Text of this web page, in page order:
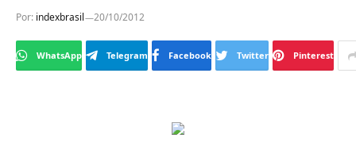
Por: indexbrasil 20/10/2012
WhatsApp Telegram Facebook Twitter Pinterest